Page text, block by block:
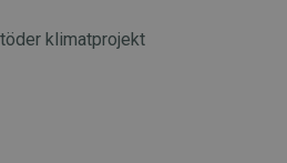
klimatprojekt